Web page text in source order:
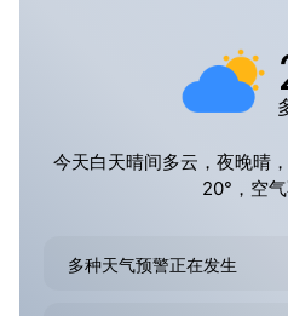
今天白天晴间多云，夜晚晴
20°，空气
多种天气预警正在发生